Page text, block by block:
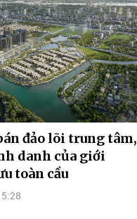
đảo lõi trung tâm,
danh của giới
toàn cầu